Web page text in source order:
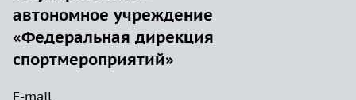
автономное учреждение
«Федеральная дирекция
спортмероприятий»
E-mail